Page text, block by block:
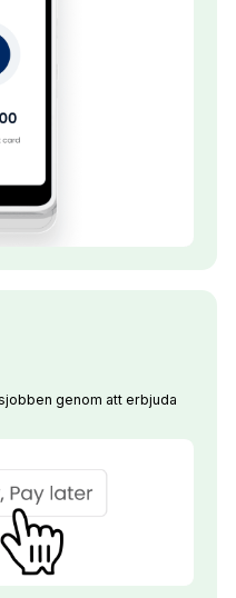
genom att erbjuda